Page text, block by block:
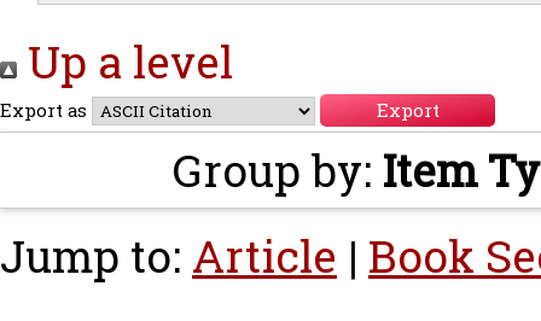
Up a level
Export as
Group by: Item
Jump to: Article | Book